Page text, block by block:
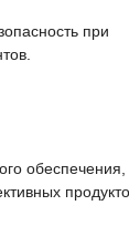
при
обеспечения,